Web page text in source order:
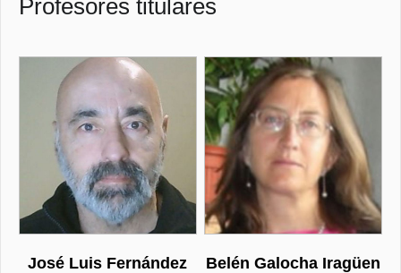
Profesores titulares
José Luis Fernández
Belén Galocha Iragüen